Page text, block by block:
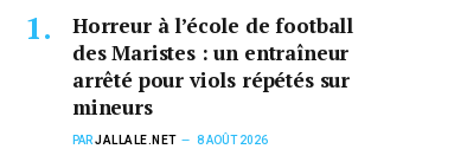
Horreur à l’école de football
des Maristes : un entraîneur
arrêté pour viols répétés sur
mineurs
PARJALLALE.NET 8 AOÛT 2026